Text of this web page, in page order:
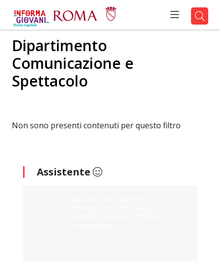
Dipartimento
Comunicazione e
Spettacolo
Non sono presenti contenuti per questo filtro
Assistente